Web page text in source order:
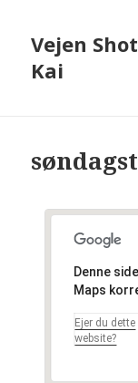
Vejen
Kai
Denne
Maps
Ejer du dette
website?